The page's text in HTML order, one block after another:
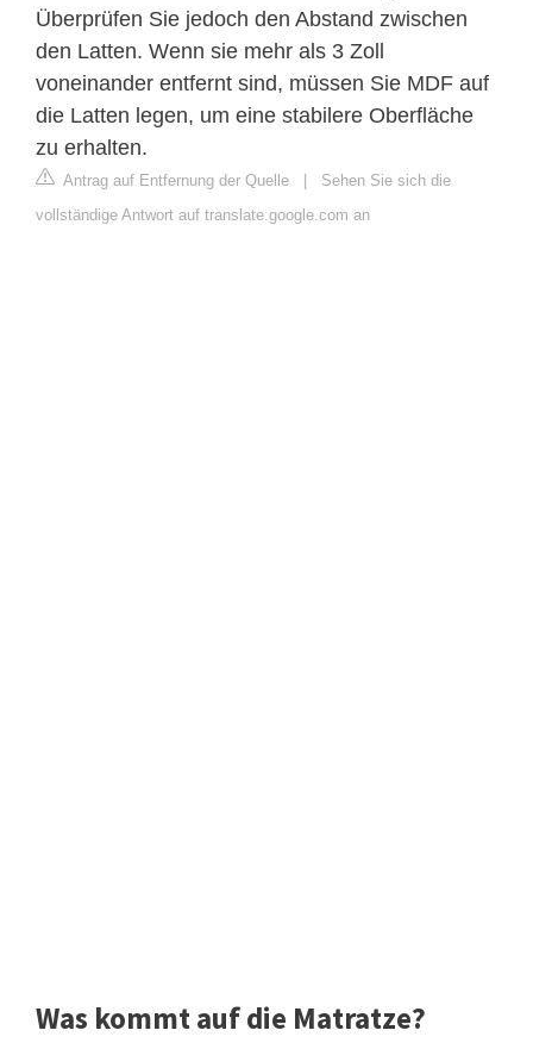
Überprüfen Sie jedoch den Abstand zwischen
den Latten. Wenn sie mehr als 3 Zoll
voneinander entfernt sind, müssen Sie MDF auf
die Latten legen, um eine stabilere Oberfläche
zu erhalten.
Antrag auf Entfernung der Quelle | Sehen Sie sich die
vollständige Antwort auf translate.google.com an
Was kommt auf die Matratze?